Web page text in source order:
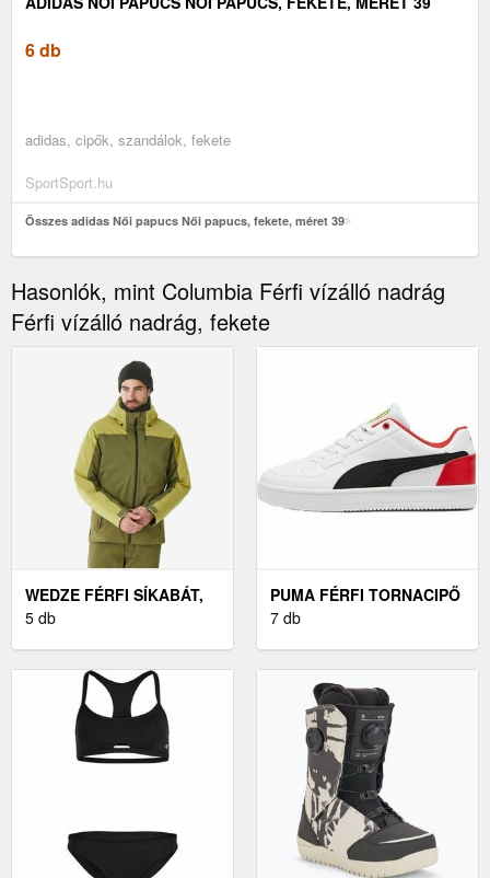
6 db
adidas, cipők, szandálok, fekete
SportSport.hu
Összes adidas Női papucs Női papucs, fekete, méret 39
Hasonlók, mint Columbia Férfi vízálló nadrág
Férfi vízálló nadrág, fekete
WEDZE FÉRFI SÍKABÁT,
HŐTARTÓ ÉS VÍZHATLAN
5 db
PUMA FÉRFI TORNACIPŐ
FÉRFI TORNACIPŐ,
7 db